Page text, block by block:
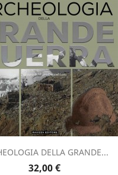
DELLA GRANDE...
Prezzo
32,00 €